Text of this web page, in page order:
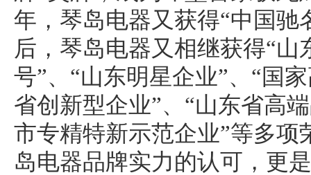
年，琴岛电器又获得“中国驰
后，琴岛电器又相继获得“山
号”、“山东明星企业”、“国
省创新型企业”、“山东省高
市专精特新示范企业”等多项
岛电器品牌实力的认可，更